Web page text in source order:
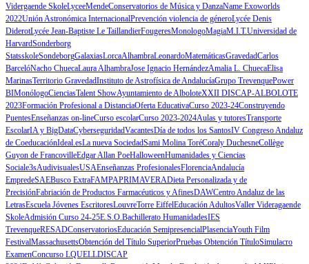
Vidergaende SkoleLyceeMendeConservatorios de Música y DanzaName Exoworlds
2022Unión Astronómica InternacionalPrevención violencia de géneroLycée Denis
DiderotLycée Jean-Baptiste Le TaillandierFougeresMonologoMagiaM.I.T.Universidad de
HarvardSonderborg
StatsskoleSondeborgGalaxiasLorcaAlhambraLeonardoMatemáticasGravedadCarlos
BarcelóNacho ChuecaLaura AlhambraJose Ignacio HernándezAmalia L. ChuecaElisa
MarinasTerritorio GravedadInstituto de Astrofísica de AndalucíaGrupo TrevenquePower
BIMonólogoCienciasTalent ShowAyuntamiento de AlboloteXXII DISCAP-ALBOLOTE
2023Formación Profesional a DistanciaOferta EducativaCurso 2023-24Construyendo
PuentesEnseñanzas on-lineCurso escolarCurso 2023-2024Aulas y tutoresTransporte
EscolarIA y BigDataCyberseguridadVacantesDía de todos los SantosIV Congreso Andaluz
de CoeducaciónIdeal.esLa nueva SociedadSami Molina ToréCoraly DuchesneCollège
Guyon de FrancovilleEdgar Allan PoeHalloweenHumanidades y Ciencias
Sociale3sAudivisualesUSAEnseñanzas ProfesionalesFlorenciaAndalucía
EmpredeSAEBusco ExtraFAMPAPRIMAVERADieta Personalizada y de
PrecisiónFabriación de Productos Farmacéuticos y AfinesDAWCentro Andaluz de las
LetrasEscuela Jóvenes EscritoresLouvreTorre EiffelEducación AdultosValler Videragaende
SkoleAdmisión Curso 24-25E.S.O.Bachillerato HumanidadesIES
TrevenqueRESADConservatoriosEducación SemipresencialPlasenciaYouth Film
FestivalMassachusettsObtención del Título SuperiorPruebas Obtención TítuloSimulacro
ExamenConcurso LQUELLDISCAP